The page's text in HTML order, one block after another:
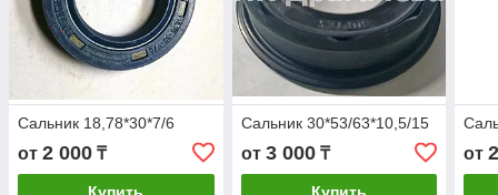
Сальник 18,78*30*7/6
от 2 000 ₸
Сальник 30*53/63*10,5/15
от 3 000₸ от